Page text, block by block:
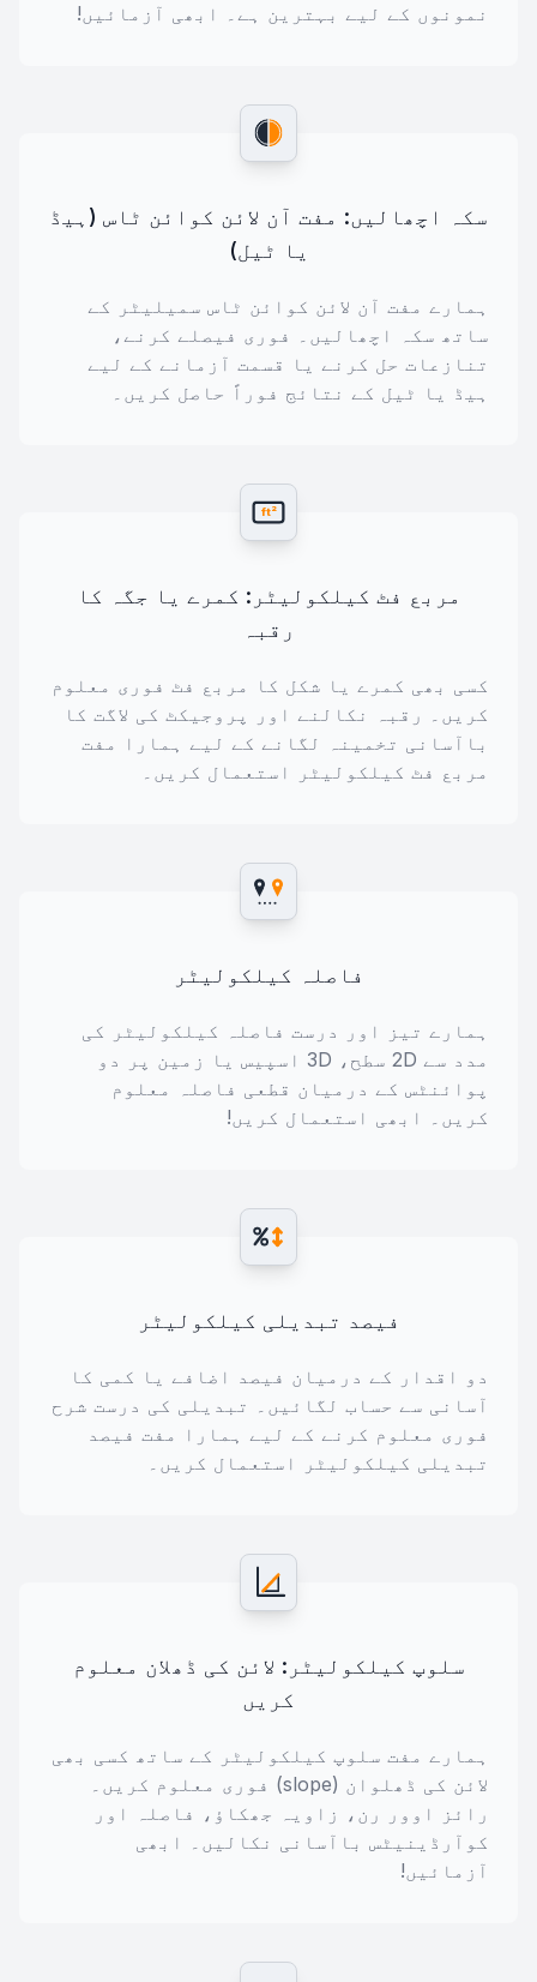
نمونوں کے لیے بہترین ہے۔ ابھی آزمائیں!
سکہ اچھالیں: مفت آن لائن کوائن ٹاس (ہیڈ
یا ٹیل)
ہمارے مفت آن لائن کوائن ٹاس سمیلیٹر کے
ساتھ سکہ اچھالیں۔ فوری فیصلے کرنے،
تنازعات حل کرنے یا قسمت آزمانے کے لیے
ہیڈ یا ٹیل کے نتائج فوراً حاصل کریں۔
ft²
مربع فٹ کیلکولیٹر: کمرے یا جگہ کا
رقبہ
کسی بھی کمرے یا شکل کا مربع فٹ فوری معلوم
کریں۔ رقبہ نکالنے اور پروجیکٹ کی لاگت کا
باآسانی تخمینہ لگانے کے لیے ہمارا مفت
مربع فٹ کیلکولیٹر استعمال کریں۔
فاصلہ کیلکولیٹر
ہمارے تیز اور درست فاصلہ کیلکولیٹر کی
مدد سے 2D سطح، 3D اسپیس یا زمین پر دو
پوائنٹس کے درمیان قطعی فاصلہ معلوم
کریں۔ ابھی استعمال کریں!
فیصد تبدیلی کیلکولیٹر
دو اقدار کے درمیان فیصد اضافے یا کمی کا
آسانی سے حساب لگائیں۔ تبدیلی کی درست شرح
فوری معلوم کرنے کے لیے ہمارا مفت فیصد
تبدیلی کیلکولیٹر استعمال کریں۔
سلوپ کیلکولیٹر: لائن کی ڈھلان معلوم
کریں
ہمارے مفت سلوپ کیلکولیٹر کے ساتھ کسی بھی
لائن کی ڈھلوان (slope) فوری معلوم کریں۔
رائز اوور رن، زاویہ جھکاؤ، فاصلہ اور
کوآرڈینیٹس باآسانی نکالیں۔ ابھی
آزمائیں!